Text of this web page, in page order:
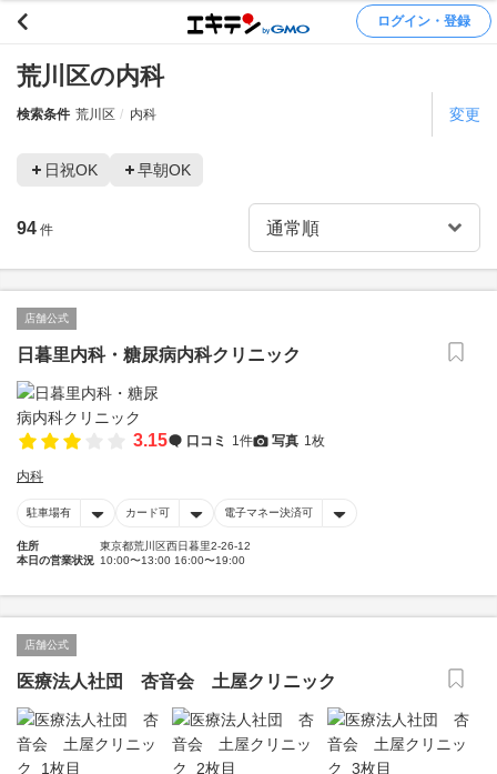
ログイン・登録
荒川区の内科
検索条件 荒川区 内科 変更
日祝OK 早朝OK
94 件
店舗公式
日暮里内科・糖尿病内科クリニック
3.15 口コミ 1件 写真 1枚
内科
駐車場有 カード可 電子マネー決済可
住所
東京都荒川区西日暮里2-26-12
本日の営業状況 10:00〜13:00 16:00〜19:00
店舗公式
医療法人社団 杏音会 土屋クリニック